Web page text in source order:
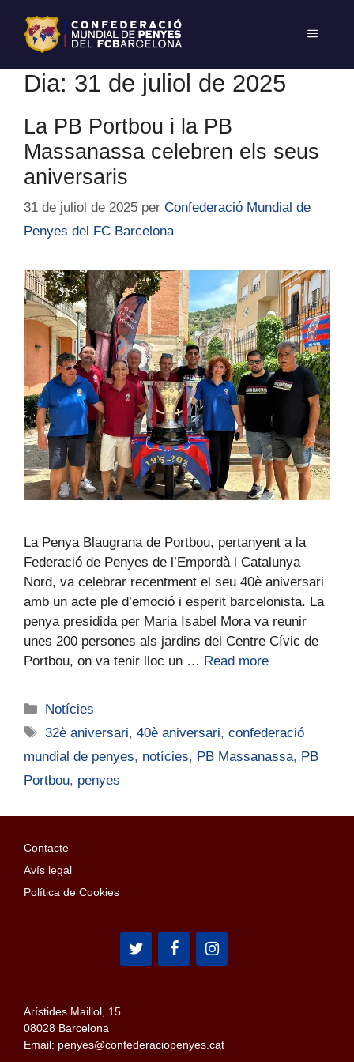
Dia: 31 de juliol de 2025
La PB Portbou i la PB
Massanassa celebren els seus
aniversaris
31 de juliol de 2025 per Confederació Mundial de
Penyes del FC Barcelona
La Penya Blaugrana de Portbou, pertanyent a la
Federació de Penyes de l’Empordà i Catalunya
Nord, va celebrar recentment el seu 40è aniversari
amb un acte ple d’emoció i esperit barcelonista. La
penya presidida per Maria Isabel Mora va reunir
unes 200 persones als jardins del Centre Cívic de
Portbou, on va tenir lloc un … Read more
Notícies
32è aniversari,40è aniversari,confederació
mundial de penyes, notícies, PB Massanassa, PB
Portbou, penyes
Contacte
Avís legal
Política de Cookies
Arístides Maillol, 15
08028 Barcelona
Email: penyes@confederaciopenyes.cat